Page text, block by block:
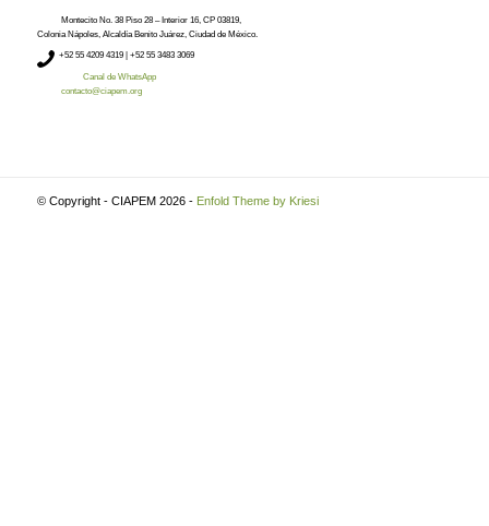
Montecito No. 38 Piso 28 – Interior 16, CP 03819,
Colonia Nápoles, Alcaldía Benito Juárez, Ciudad de México.
+52 55 4209 4319 | +52 55 3483 3069
Canal de WhatsApp
contacto@ciapem.org
© Copyright - CIAPEM 2026 - Enfold Theme by Kriesi